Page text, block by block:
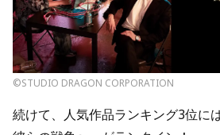
©STUDIO DRAGON CORPORATION
続けて、人気作品ランキング3位に